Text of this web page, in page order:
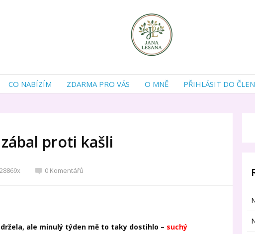
CO NABÍZÍM ZDARMA PRO VÁS O MNĚ PŘIHLÁSIT DO
proti kašli
28869x 0 Komentářů
ale minulý týden mě to taky dostihlo – suchý